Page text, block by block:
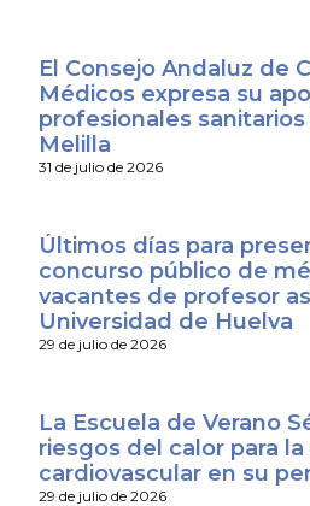
El Consejo Andaluz de
Médicos expresa su
profesionales
Melilla
31 de julio de 2026
Últimos días para
concurso público de
vacantes de profesor
Universidad de Huelva
29 de julio de 2026
La Escuela de Verano
riesgos del calor para la
cardiovascular en su
29 de julio de 2026